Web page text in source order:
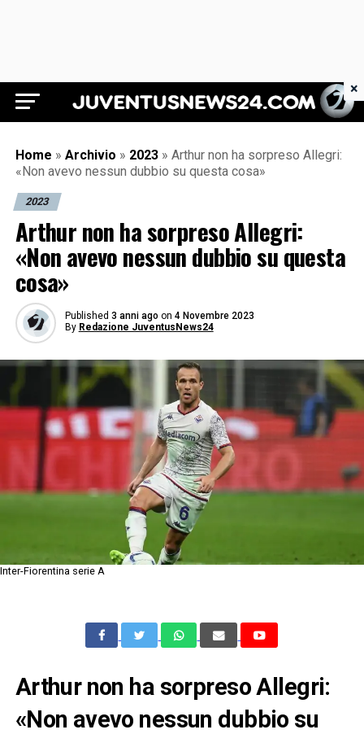
Juventus News 24
Home » Archivio » 2023 » Arthur non ha sorpreso Allegri:
«Non avevo nessun dubbio su questa cosa»
2023
Arthur non ha sorpreso Allegri:
«Non avevo nessun dubbio su questa
cosa»
Published 3 anni ago on 4 Novembre 2023
By Redazione JuventusNews24
Inter-Fiorentina serie A
Arthur non ha sorpreso Allegri:
«Non avevo nessun dubbio su
×